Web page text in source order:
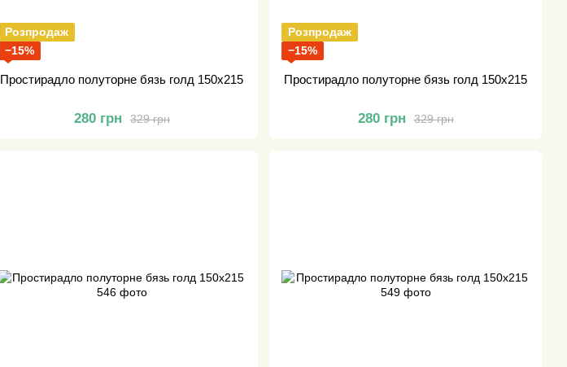
Розпродаж
−15%
Простирадло полуторне бязь голд 150х215
329 грн
280 грн
Розпродаж
−15%
Простирадло полуторне бязь голд 150х215
329 грн
280 грн